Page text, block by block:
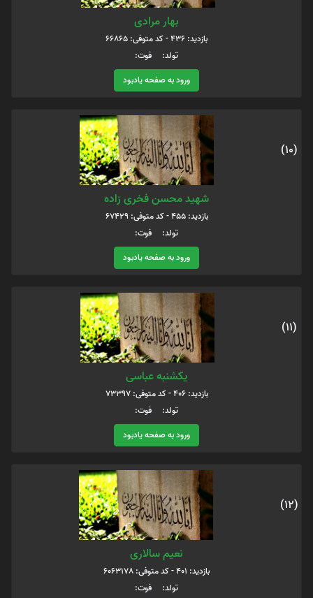
بهار مرادی
بازدید: 436 - کد متوفی: 66865
تولد: فوت:
ورود به صفحه یادبود
(10)
شهید محسن فخری زاده
بازدید: 455 - کد متوفی: 67429
تولد: فوت:
ورود به صفحه یادبود
(11)
یکشنبه عباسی
بازدید: 406 - کد متوفی: 73397
تولد: فوت:
ورود به صفحه یادبود
(12)
نعیم سالاری
بازدید: 401 - کد متوفی: 6063178
تولد: فوت: